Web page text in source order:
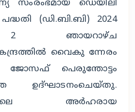
സംരംഭമായ ഡെയിലി
(ഡി.ബി.ബി) 2024
വൈകു ന്നേരം
ജോസഫ് പെരുന്തോട്ടം
ഉദ്ഘാടനംചെയ്തു.
അർഹരായ